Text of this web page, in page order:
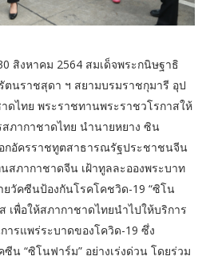
สิงหาคม 2564 สมเด็จพระกนิษฐาธิ
ตนราชสุดา ฯ สยามบรมราชกุมารี อุป
ดไทย พระราชทานพระราชวโรกาสให้
ภากาชาดไทย นำนายหยาง ซิน
กอัครราชทูตสาธารณรัฐประชาชนจีน
สภากาชาดจีน เฝ้าทูลละอองพระบาท
วัคซีนป้องกันโรคโคชวิด-19 “ซิโน
เพื่อให้สภากาชาดไทยนำไปให้บริการ
ารแพร่ระบาดของโควิด-19 ซึ่ง
น “ซิโนฟาร์ม” อย่างเร่งด่วน โดยร่วม